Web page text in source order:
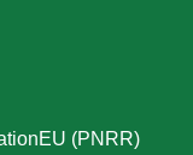
(PNRR)